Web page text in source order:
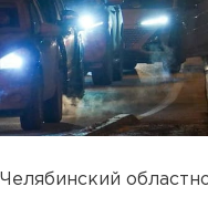
Челябинский